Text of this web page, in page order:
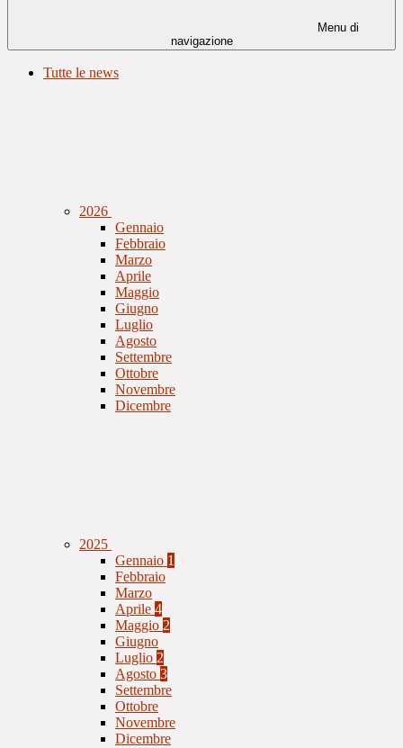
Menu di
navigazione
Tutte le news
2026
Gennaio
Febbraio
Marzo
Aprile
Maggio
Giugno
Luglio
Agosto
Settembre
Ottobre
Novembre
Dicembre
2025
Gennaio 1
Febbraio
Marzo
Aprile 4
Maggio 2
Giugno
Luglio 2
Agosto 3
Settembre
Ottobre
Novembre
Dicembre